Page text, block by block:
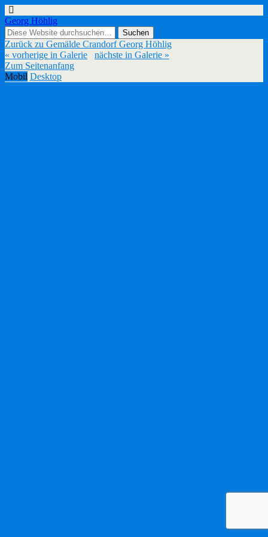
Georg Höhlig
Zurück zu Gemälde Crandorf Georg Höhlig
« vorherige in Galerie
nächste in Galerie »
Zum Seitenanfang
Mobil Desktop